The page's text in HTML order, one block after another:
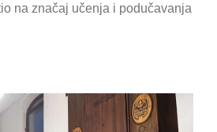
na značaj učenja i podučavanja